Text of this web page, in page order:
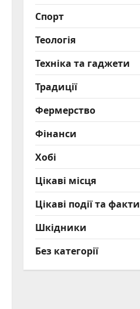
Спорт
Теологія
Техніка та гаджети
Традиції
Фермерство
Фінанси
Хобі
Цікаві місця
Цікаві події та факти
Шкідники
Без категорії